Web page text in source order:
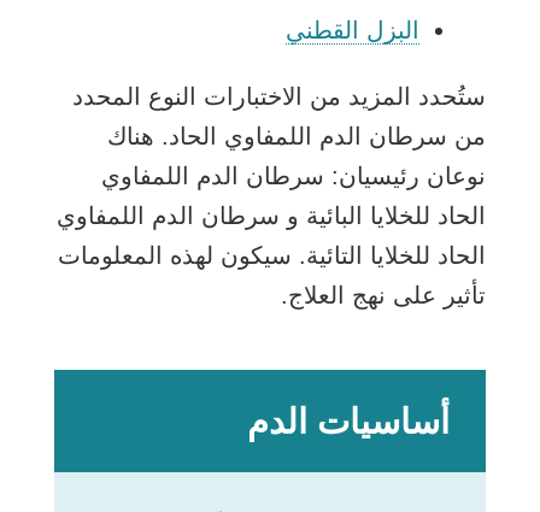
البزل القطني
ستُحدد المزيد من الاختبارات النوع المحدد
من سرطان الدم اللمفاوي الحاد. هناك
نوعان رئيسيان: سرطان الدم اللمفاوي
الحاد للخلايا البائية و سرطان الدم اللمفاوي
الحاد للخلايا التائية. سيكون لهذه المعلومات
تأثير على نهج العلاج.
أساسيات الدم